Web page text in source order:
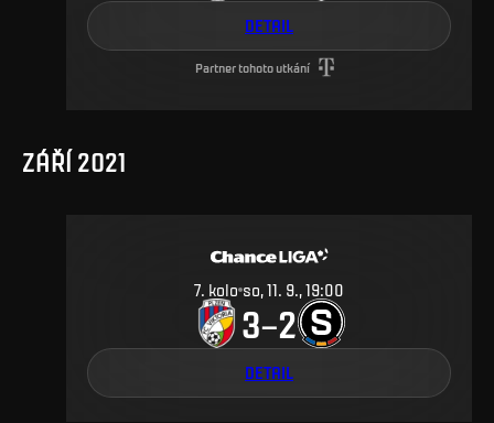
DETAIL
Partner tohoto utkání
ZÁŘÍ 2021
7. kolo so, 11. 9., 19:00
3–2
DETAIL